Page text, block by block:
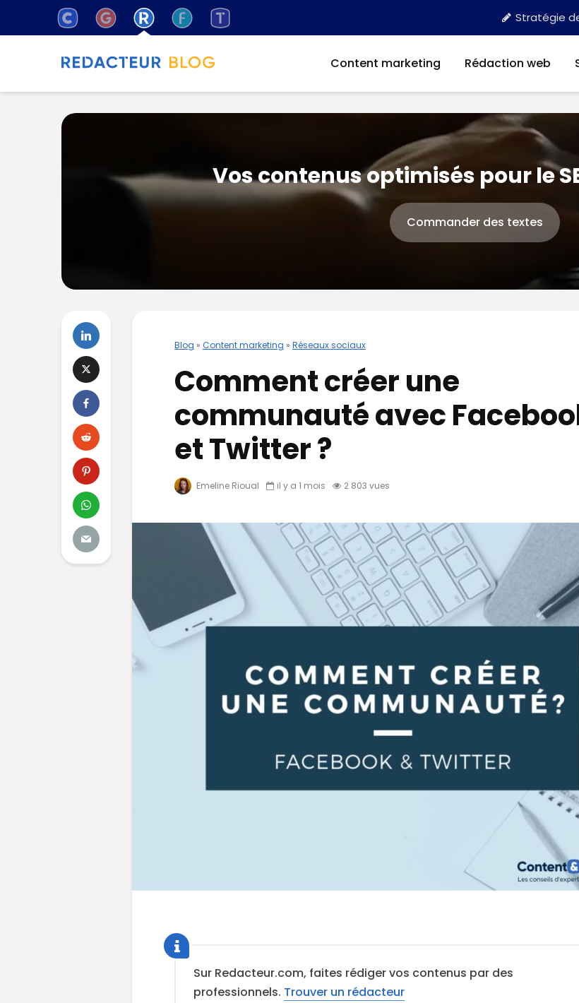
Stratégie
Content marketing Rédaction web
Vos contenus optimisés pour le
Commander des textes
Blog » Content marketing » Réseaux sociaux
Comment créer une
communauté avec
et Twitter ?
Emeline Rioual il y a 1 mois 2 803 vues
Sur Redacteur.com, faites rédiger vos contenus par des
professionnels. Trouver un rédacteur